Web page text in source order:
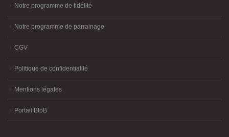
Notre programme de fidélité
Notre programme de parrainage
CGV
Politique de confidentialité
Mentions légales
Portail BtoB